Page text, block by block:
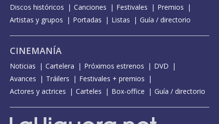
Discos históricos
Canciones Festivales
Premios
Artistas y grupos
Portadas Listas Guía / directorio
CINEMANÍA
Noticias Cartelera Próximos estrenos
DVD
Avances
Tráilers
Festivales + premios
Actores y actrices
Carteles Box-office Guía / directorio